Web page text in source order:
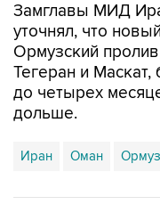
Замглавы МИД
уточнял, что
Ормузский
Тегеран и Маскат,
до четырех
дольше.
Иран Оман